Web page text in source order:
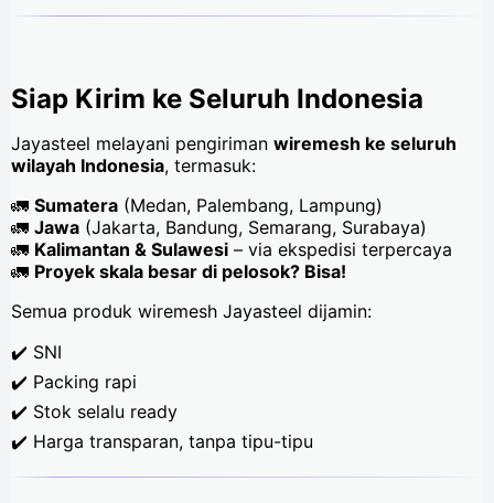
Siap Kirim ke Seluruh Indonesia
Jayasteel melayani pengiriman wiremesh ke seluruh
wilayah Indonesia, termasuk:
🚛 Sumatera (Medan, Palembang, Lampung)
🚛 Jawa (Jakarta, Bandung, Semarang, Surabaya)
🚛 Kalimantan & Sulawesi – via ekspedisi terpercaya
🚛 Proyek skala besar di pelosok? Bisa!
Semua produk wiremesh Jayasteel dijamin:
✔️ SNI
✔️ Packing rapi
✔️ Stok selalu ready
✔️ Harga transparan, tanpa tipu-tipu